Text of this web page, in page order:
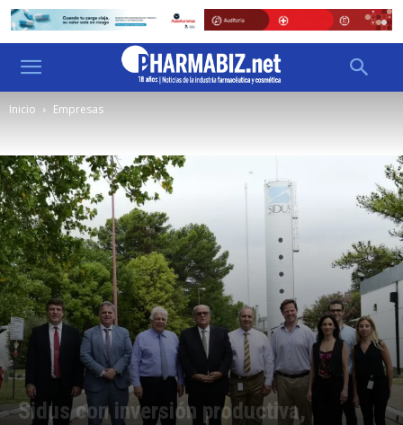
Inicio Empresas
Sidus con inversión productiva,